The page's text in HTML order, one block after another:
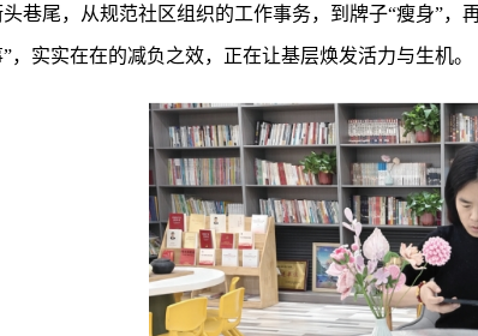
巷尾，从规范社区组织的工作事务，到牌子“瘦身”，
，实实在在的减负之效，正在让基层焕发活力与生机。